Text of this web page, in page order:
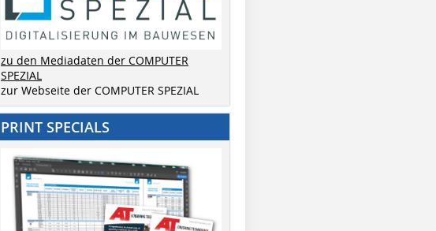
zu den Mediadaten der COMPUTER
SPEZIAL
zur Webseite der COMPUTER SPEZIAL
PRINT SPECIALS